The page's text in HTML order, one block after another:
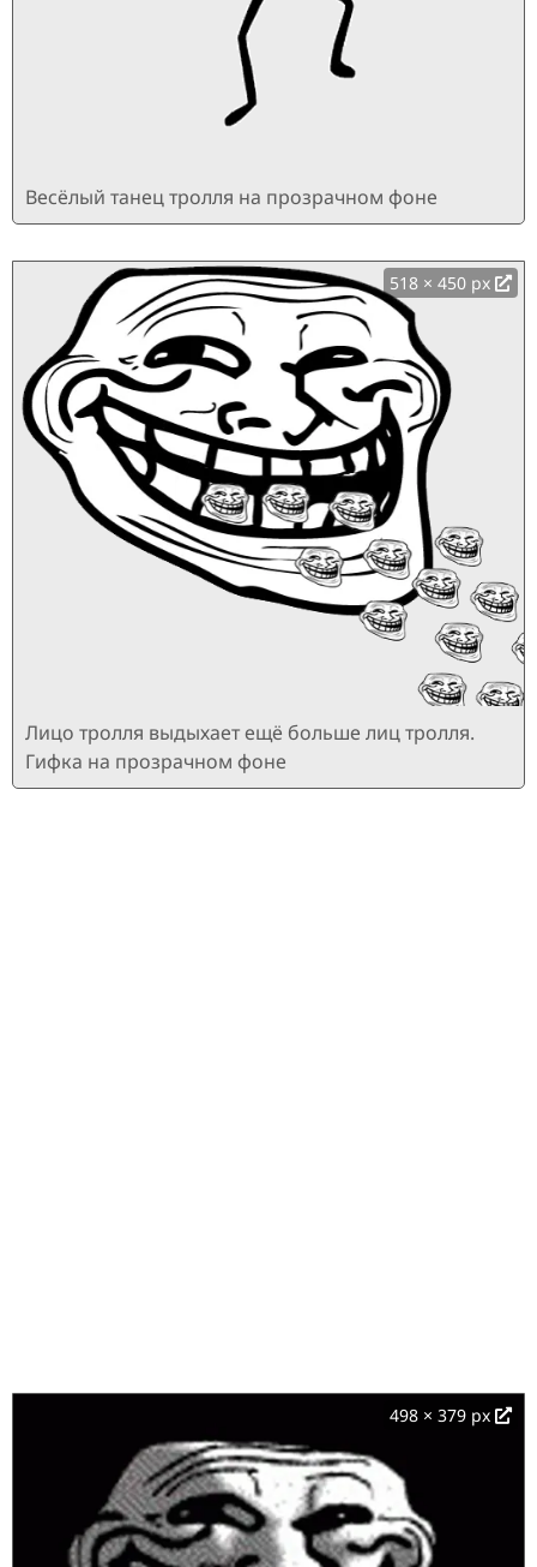
Весёлый танец тролля на прозрачном фоне
518 × 450 px
Лицо тролля выдыхает ещё больше лиц тролля.
Гифка на прозрачном фоне
498 × 379 px